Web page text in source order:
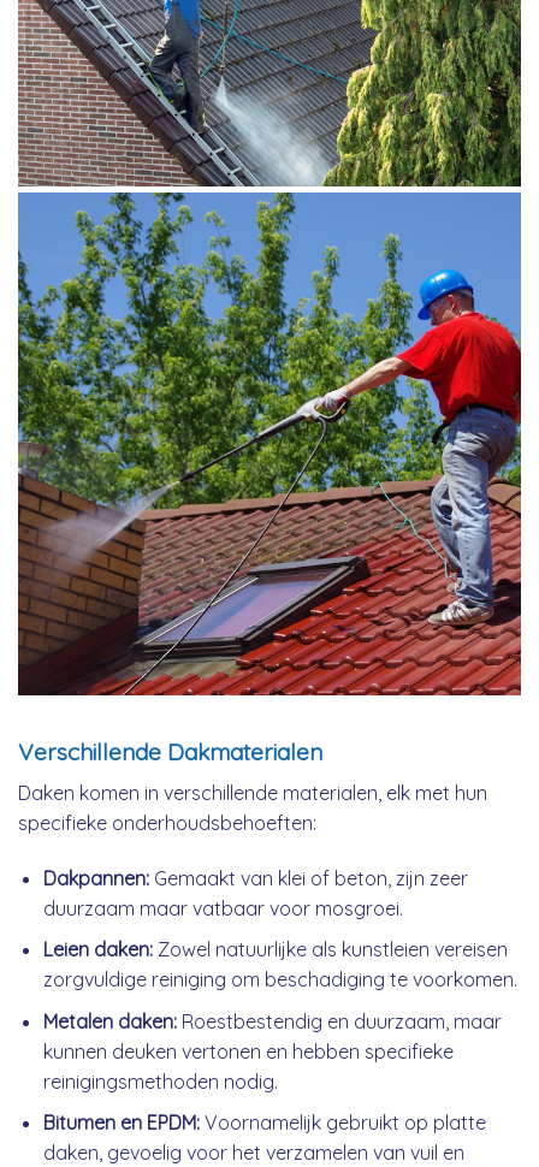
Verschillende Dakmaterialen
Daken komen in verschillende materialen, elk met hun
specifieke onderhoudsbehoeften:
Dakpannen:Gemaakt van klei of beton, zijn zeer
duurzaam maar vatbaar voor mosgroei.
Leien daken:Zowel natuurlijke als kunstleien vereisen
zorgvuldige reiniging om beschadiging te voorkomen.
Metalen daken:Roestbestendig en duurzaam, maar
kunnen deuken vertonen en hebben specifieke
reinigingsmethoden nodig.
Bitumen en EPDM:Voornamelijk gebruikt op platte
daken, gevoelig voor het verzamelen van vuil en